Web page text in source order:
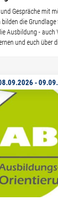
Gespräche mit
die
Ausbildung - auch
und euch über
-